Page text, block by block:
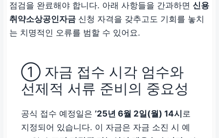
점검을 완료해야 합니다. 아래 사항들을 간과하면 신용
취약소상공인자금 신청 자격을 갖추고도 기회를 놓치
는 치명적인 오류를 범할 수 있어요.
① 자금 접수 시각 엄수와
선제적 서류 준비의 중요성
공식 접수 예정일은 ’25년 6월 2일(월) 14시 로
지정되어 있습니다. 이 자금은 자금 소진 시 예